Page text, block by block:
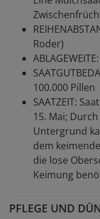
Roder)
100.000 Pillen
SAATZEIT:
15. Mai;
Untergrund
dem
die lose
Keimung
PFLEGE UND